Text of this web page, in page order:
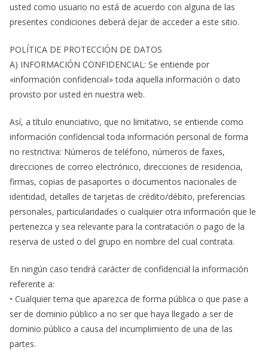
usted como usuario no está de acuerdo con alguna de las
presentes condiciones deberá dejar de acceder a este sitio.
POLÍTICA DE PROTECCIÓN DE DATOS
A) INFORMACIÓN CONFIDENCIAL: Se entiende por
«información confidencial» toda aquella información o dato
provisto por usted en nuestra web.
Así, a título enunciativo, que no limitativo, se entiende como
información confidencial toda información personal de forma
no restrictiva: Números de teléfono, números de faxes,
direcciones de correo electrónico, direcciones de residencia,
firmas, copias de pasaportes o documentos nacionales de
identidad, detalles de tarjetas de crédito/débito, preferencias
personales, particularidades o cualquier otra información que le
pertenezca y sea relevante para la contratación o pago de la
reserva de usted o del grupo en nombre del cual contrata.
En ningún caso tendrá carácter de confidencial la información
referente a:
• Cualquier tema que aparezca de forma pública o que pase a
ser de dominio público a no ser que haya llegado a ser de
dominio público a causa del incumplimiento de una de las
partes.